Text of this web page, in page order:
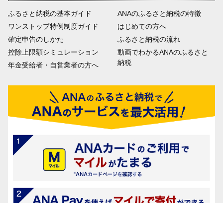
ふるさと納税の基本ガイド
ワンストップ特例制度ガイド
確定申告のしかた
控除上限額シミュレーション
年金受給者・自営業者の方へ
ANAのふるさと納税の特徴
はじめての方へ
ふるさと納税の流れ
動画でわかるANAのふるさと
納税